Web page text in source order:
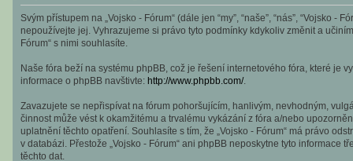
Svým přístupem na „Vojsko - Fórum“ (dále jen “my”, “naše”, “nás”,
nepoužívejte jej. Vyhrazujeme si právo tyto podmínky kdykoliv změnit a
Fórum“ s nimi souhlasíte.
Naše fóra beží na systému phpBB, což je řešení internetového fóra, které je
informace o phpBB navštivte: http://www.phpbb.com/.
Zavazujete se nepřispívat na fórum pohoršujícím, hanlivým, nevhodným,
činnost může vést k okamžitému a trvalému vykázání z fóra a/nebo
uplatnění těchto opatření. Souhlasíte s tím, že „Vojsko - Fórum“ má právo
v databázi. Přestože „Vojsko - Fórum“ ani phpBB neposkytne tyto informace
těchto dat.